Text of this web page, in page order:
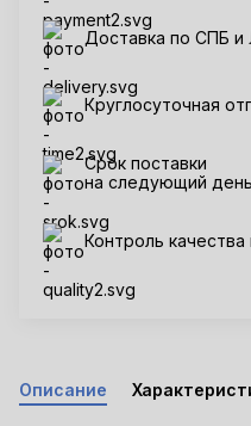
Доставка по СПБ и
Круглосуточная
Срок поставки
на следующий день
Контроль
Описание